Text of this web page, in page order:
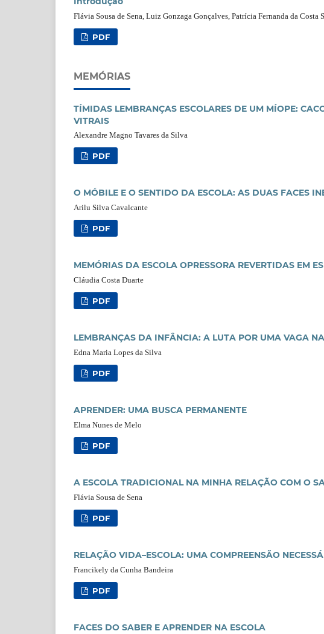
Flávia Sousa de Sena, Luiz Gonzaga Gonçalves, Patrícia Fernanda da Costa
PDF
MEMÓRIAS
TÍMIDAS LEMBRANÇAS ESCOLARES DE UM MÍOPE:
VITRAIS
Alexandre Magno Tavares da Silva
PDF
O MÓBILE E O SENTIDO DA ESCOLA: AS DUAS FACES
Arilu Silva Cavalcante
PDF
MEMÓRIAS DA ESCOLA OPRESSORA REVERTIDAS EM
Cláudia Costa Duarte
PDF
LEMBRANÇAS DA INFÂNCIA: A LUTA POR UMA VAGA
Edna Maria Lopes da Silva
PDF
APRENDER: UMA BUSCA PERMANENTE
Elma Nunes de Melo
PDF
A ESCOLA TRADICIONAL NA MINHA RELAÇÃO COM O
Flávia Sousa de Sena
PDF
RELAÇÃO VIDA–ESCOLA: UMA COMPREENSÃO
Francikely da Cunha Bandeira
PDF
FACES DO SABER E APRENDER NA ESCOLA